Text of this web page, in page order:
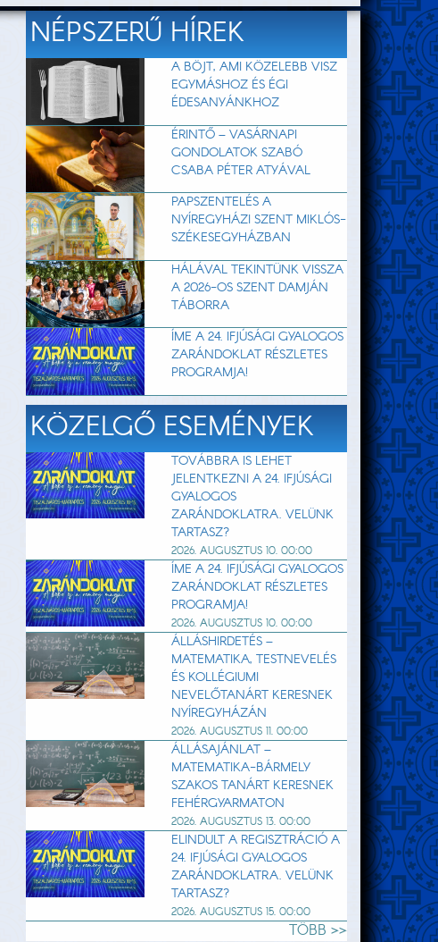
NÉPSZERŰ HÍREK
A BÖJT, AMI KÖZELEBB VISZ
EGYMÁSHOZ ÉS ÉGI
ÉDESANYÁNKHOZ
ÉRINTŐ – VASÁRNAPI
GONDOLATOK SZABÓ
CSABA PÉTER ATYÁVAL
PAPSZENTELÉS A
NYÍREGYHÁZI SZENT MIKLÓS-
SZÉKESEGYHÁZBAN
HÁLÁVAL TEKINTÜNK VISSZA
A 2026-OS SZENT DAMJÁN
TÁBORRA
ÍME A 24. IFJÚSÁGI GYALOGOS
ZARÁNDOKLAT RÉSZLETES
PROGRAMJA!
KÖZELGŐ ESEMÉNYEK
TOVÁBBRA IS LEHET
JELENTKEZNI A 24. IFJÚSÁGI
GYALOGOS
ZARÁNDOKLATRA. VELÜNK
TARTASZ?
2026. AUGUSZTUS 10. 00:00
ÍME A 24. IFJÚSÁGI GYALOGOS
ZARÁNDOKLAT RÉSZLETES
PROGRAMJA!
2026. AUGUSZTUS 10. 00:00
ÁLLÁSHIRDETÉS –
MATEMATIKA, TESTNEVELÉS
ÉS KOLLÉGIUMI
NEVELŐTANÁRT KERESNEK
NYÍREGYHÁZÁN
2026. AUGUSZTUS 11. 00:00
ÁLLÁSAJÁNLAT –
MATEMATIKA-BÁRMELY
SZAKOS TANÁRT KERESNEK
FEHÉRGYARMATON
2026. AUGUSZTUS 13. 00:00
ELINDULT A REGISZTRÁCIÓ A
24. IFJÚSÁGI GYALOGOS
ZARÁNDOKLATRA. VELÜNK
TARTASZ?
2026. AUGUSZTUS 15. 00:00
TÖBB >>